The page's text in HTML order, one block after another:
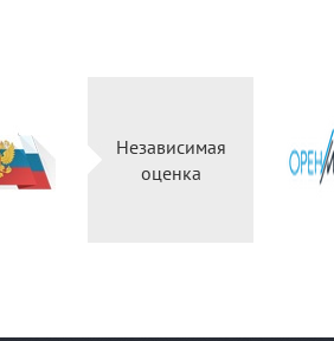
Независимая
оценка